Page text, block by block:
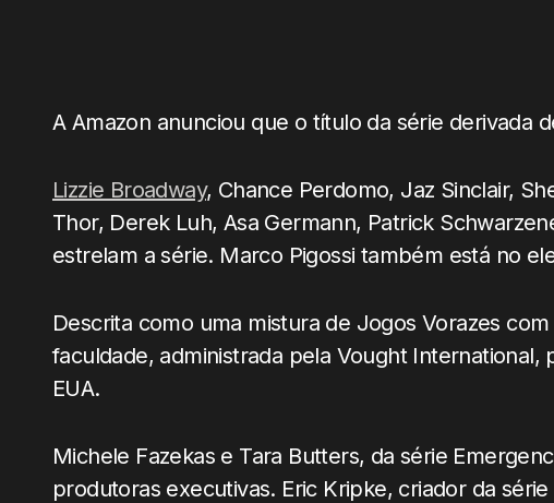
A Amazon anunciou que o título da série derivada
Lizzie Broadway, Chance Perdomo, Jaz Sinclair,
Thor, Derek Luh, Asa Germann, Patrick
estrelam a série. Marco Pigossi também está no
Descrita como uma mistura de Jogos Vorazes
faculdade, administrada pela Vought
EUA.
Michele Fazekas e Tara Butters, da série
produtoras executivas. Eric Kripke, criador da